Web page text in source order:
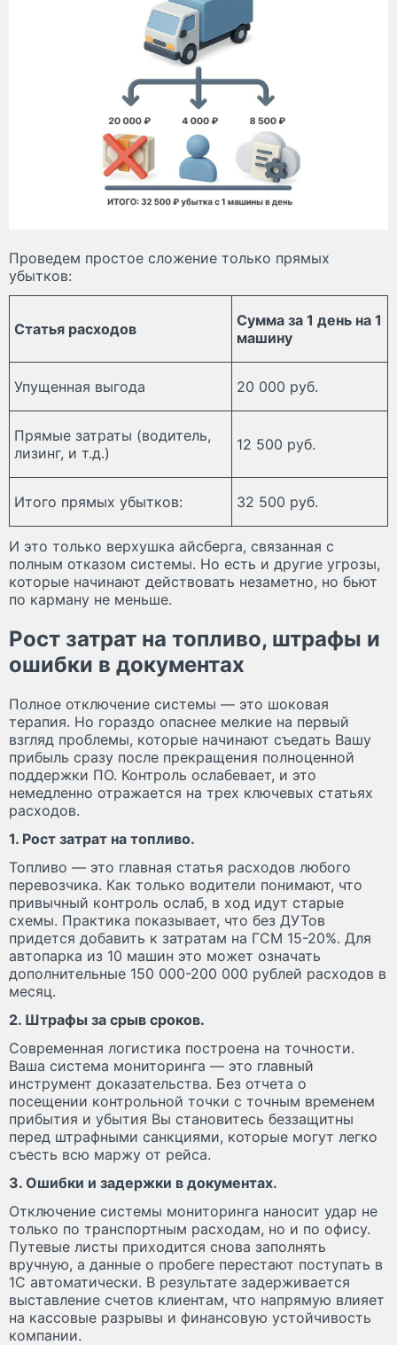
Проведем простое сложение только прямых
убытков:
Статья расходов
Сумма за 1 день на 1
машину
Упущенная выгода 20 000 руб.
Прямые затраты (водитель,
лизинг, и т.д.)
12 500 руб.
Итого прямых убытков: 32 500 руб.
И это только верхушка айсберга, связанная с
полным отказом системы. Но есть и другие угрозы,
которые начинают действовать незаметно, но бьют
по карману не меньше.
Рост затрат на топливо, штрафы и
ошибки в документах
Полное отключение системы — это шоковая
терапия. Но гораздо опаснее мелкие на первый
взгляд проблемы, которые начинают съедать Вашу
прибыль сразу после прекращения полноценной
поддержки ПО. Контроль ослабевает, и это
немедленно отражается на трех ключевых статьях
расходов.
1. Рост затрат на топливо.
Топливо — это главная статья расходов любого
перевозчика. Как только водители понимают, что
привычный контроль ослаб, в ход идут старые
схемы. Практика показывает, что без ДУТов
придется добавить к затратам на ГСМ 15-20%. Для
автопарка из 10 машин это может означать
дополнительные 150 000-200 000 рублей расходов в
месяц.
2. Штрафы за срыв сроков.
Современная логистика построена на точности.
Ваша система мониторинга — это главный
инструмент доказательства. Без отчета о
посещении контрольной точки с точным временем
прибытия и убытия Вы становитесь беззащитны
перед штрафными санкциями, которые могут легко
съесть всю маржу от рейса.
3. Ошибки и задержки в документах.
Отключение системы мониторинга наносит удар не
только по транспортным расходам, но и по офису.
Путевые листы приходится снова заполнять
вручную, а данные о пробеге перестают поступать в
1С автоматически. В результате задерживается
выставление счетов клиентам, что напрямую влияет
на кассовые разрывы и финансовую устойчивость
компании.